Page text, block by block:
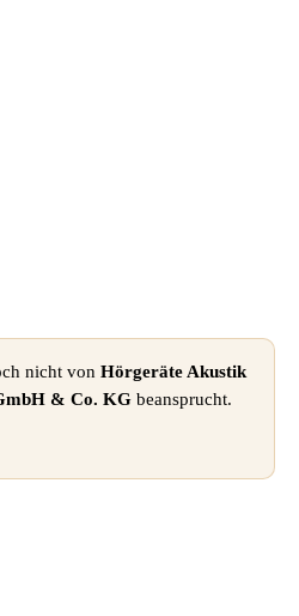
nicht von Hörgeräte Akustik
& Co. KG beansprucht.